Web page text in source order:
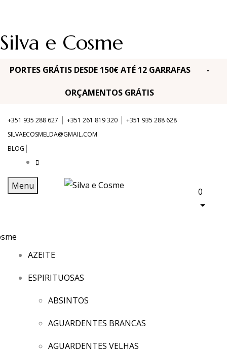
Silva e Cosme
PORTES GRÁTIS DESDE 150€ ATÉ 12 GARRAFAS -
ORÇAMENTOS GRÁTIS
+351 935 288 627 | +351 261 819 320 | +351 935 288 628
SILVAECOSMELDA@GMAIL.COM
BLOG |
Menu
0
AZEITE
ESPIRITUOSAS
ABSINTOS
AGUARDENTES BRANCAS
AGUARDENTES VELHAS